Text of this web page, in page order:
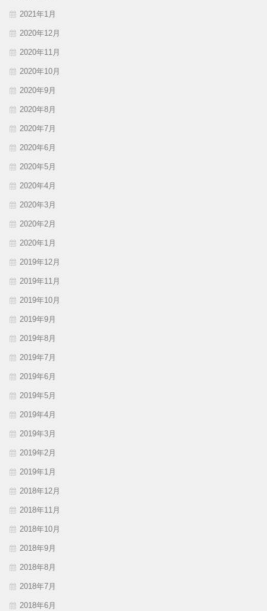
2021年1月
2020年12月
2020年11月
2020年10月
2020年9月
2020年8月
2020年7月
2020年6月
2020年5月
2020年4月
2020年3月
2020年2月
2020年1月
2019年12月
2019年11月
2019年10月
2019年9月
2019年8月
2019年7月
2019年6月
2019年5月
2019年4月
2019年3月
2019年2月
2019年1月
2018年12月
2018年11月
2018年10月
2018年9月
2018年8月
2018年7月
2018年6月